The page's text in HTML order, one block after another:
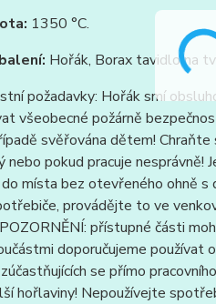
1350 °C.
Hořák, Borax tavidlo na
požadavky: Hořák smí
všeobecné požárně
svěřována dětem!
nebo pokud pracuje
místa bez otevřeného ohně
provádějte to ve
přístupné části
doporučujeme používat
se přímo
hořlaviny! Nepoužívejte